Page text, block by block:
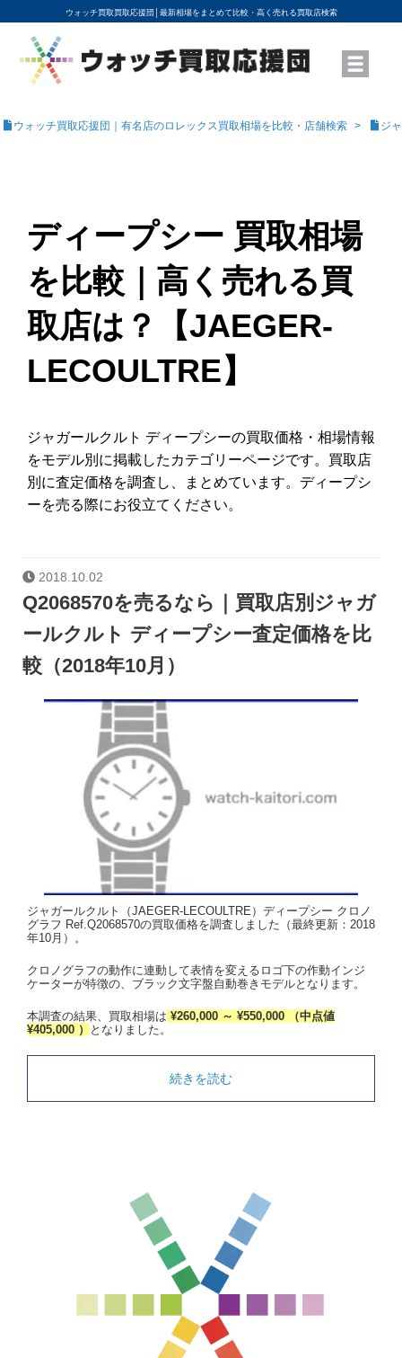
ウォッチ買取買取応援団│ 最新相場をまとめて比較・高く売れる買取店検索
YouTubeで動画を公開中
ROLEXモデル名から買取相場を調べる
高級時計ブランド名から買取相場を調べる
地域から買取店を探す
店舗名から買取店を探す
ブランド時計を高く売る方法
買取査定を依頼する
ウォッチ買取応援団｜有名店のロレックス買取相場を比較・店舗検索 ジ
ディープシー 買取相場
を比較｜高く売れる買
取店は？【JAEGER-
LECOULTRE】
ジャガールクルト ディープシーの買取価格・相場情報
をモデル別に掲載したカテゴリーページです。買取店
別に査定価格を調査し、まとめています。ディープシ
ーを売る際にお役立てください。
2018.10.02
Q2068570を売るなら｜買取店別ジャガ
ールクルト ディープシー査定価格を比
較（2018年10月）
ジャガールクルト（JAEGER-LECOULTRE）ディープシー クロノ
グラフ Ref.Q2068570の買取価格を調査しました（最終更新：2018
年10月）。
クロノグラフの動作に連動して表情を変えるロゴ下の作動インジ
ケーターが特徴の、ブラック文字盤自動巻きモデルとなります。
本調査の結果、買取相場は ¥260,000 ～ ¥550,000 （中点値
¥405,000 ）
となりました。
続きを読む